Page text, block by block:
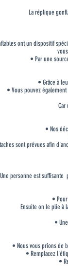
La réplique
ont un dispositif
• Par une
• Grâce à
• Vous pouvez
Car
• Nos
sont prévues afin
personne est
•
Ensuite on le plie à
•
• Nous vous prions de
• Remplacez
•